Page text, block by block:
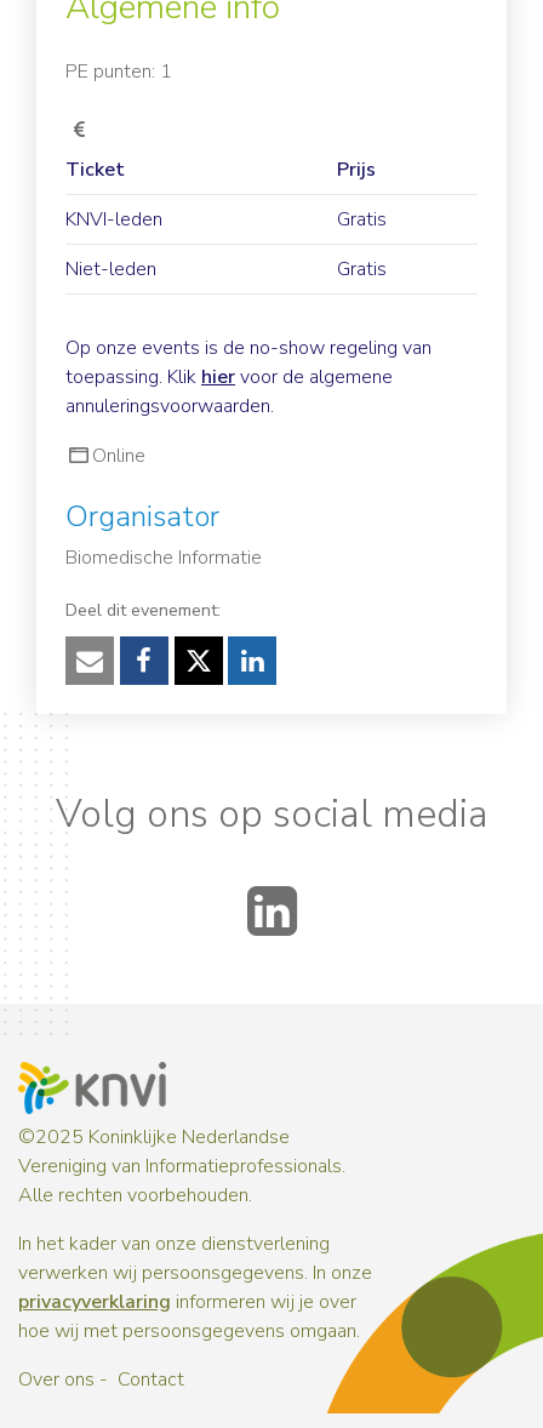
PE punten: 1
Ticket
Prijs
KNVI-leden
Gratis
Niet-leden
Gratis
Op onze events is de no-show regeling van
toepassing. Klik hiervoor de algemene
annuleringsvoorwaarden.
Online
Organisator
Biomedische Informatie
Deel dit evenement:
Verzenden
Facebook
TwitterLinkedIn
Volg ons op social media
©2025 Koninklijke Nederlandse
Vereniging van Informatieprofessionals.
Alle rechten voorbehouden.
In het kader van onze dienstverlening
verwerken wij persoonsgegevens. In onze
privacyverklaring informeren wij je over
hoe wij met persoonsgegevens omgaan.
Over ons
Contact